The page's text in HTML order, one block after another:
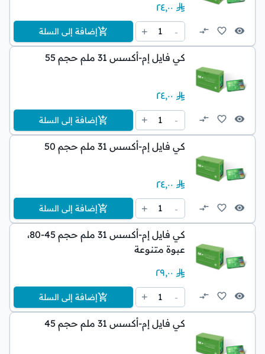
٢٤٫٠٠
-
1
+ إضافة إلى السلة
كي فايل إم-أكسس 31 ملم حجم 55
٢٤٫٠٠
-
1
+ إضافة إلى السلة
كي فايل إم-أكسس 31 ملم حجم 50
٢٤٫٠٠
-
1
+ إضافة إلى السلة
كي فايل إم-أكسس 31 ملم حجم 45-80،
عبوة متنوعة
٢٩٫٠٠
-
1
+ إضافة إلى السلة
كي فايل إم-أكسس 31 ملم حجم 45